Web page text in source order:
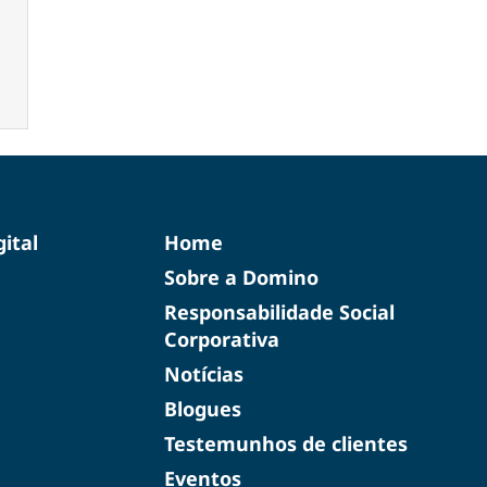
Home
Sobre a Domino
Responsabilidade Social
Corporativa
Notícias
Blogues
Testemunhos de clientes
Eventos